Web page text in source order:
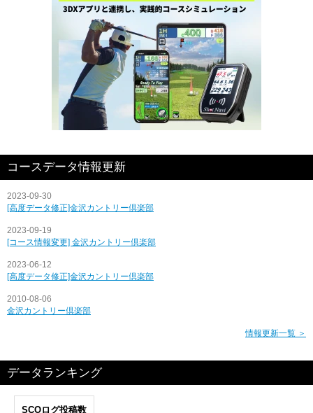
コースデータ情報更新
2023-09-30
[高度データ修正]金沢カントリー倶楽部
2023-09-19
[コース情報変更] 金沢カントリー倶楽部
2023-06-12
[高度データ修正]金沢カントリー倶楽部
2010-08-06
金沢カントリー倶楽部
情報更新一覧 ＞
データランキング
SCOログ投稿数